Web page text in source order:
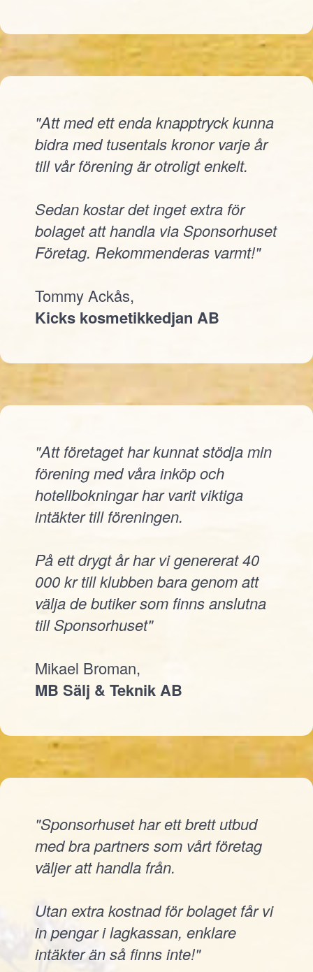
"Att med ett enda knapptryck kunna
bidra med tusentals kronor varje år
till vår förening är otroligt enkelt.
Sedan kostar det inget extra för
bolaget att handla via Sponsorhuset
Företag. Rekommenderas varmt!"
Tommy Ackås,
Kicks kosmetikkedjan AB
"Att företaget har kunnat stödja min
förening med våra inköp och
hotellbokningar har varit viktiga
intäkter till föreningen.
På ett drygt år har vi genererat 40
000 kr till klubben bara genom att
välja de butiker som finns anslutna
till Sponsorhuset"
Mikael Broman,
MB Sälj & Teknik AB
"Sponsorhuset har ett brett utbud
med bra partners som vårt företag
väljer att handla från.
Utan extra kostnad för bolaget får vi
in pengar i lagkassan, enklare
intäkter än så finns inte!"